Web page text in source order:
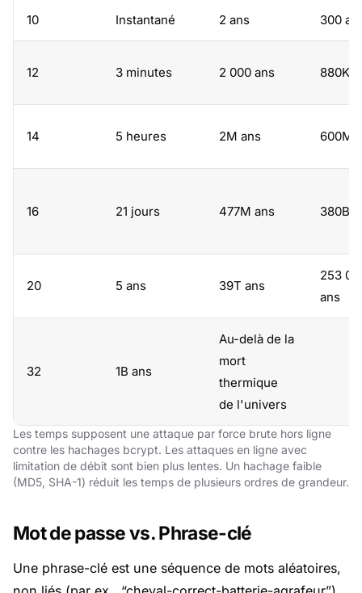
10 Instantané 2 ans 300
12 3 minutes 2 000 ans 880K
14 5 heures 2M ans 600M
16 21 jours 477M ans 380B
20 5 ans 39T ans
253
ans
32 1B ans
Au-delà de la
mort
thermique
de l'univers
Les temps supposent une attaque par force brute hors ligne
contre les hachages bcrypt. Les attaques en ligne avec
limitation de débit sont bien plus lentes. Un hachage faible
(MD5, SHA-1) réduit les temps de plusieurs ordres de grandeur.
Mot de passe vs. Phrase-clé
Une phrase-clé est une séquence de mots aléatoires,